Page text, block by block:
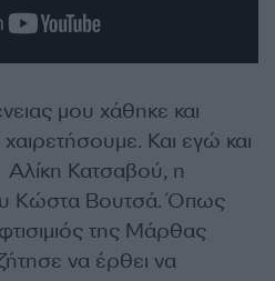
μου χάθηκε και
Και εγώ και
Κατσαβού, η
Κώστα Βουτσά. Όπως
της Μάρθας
να έρθει να